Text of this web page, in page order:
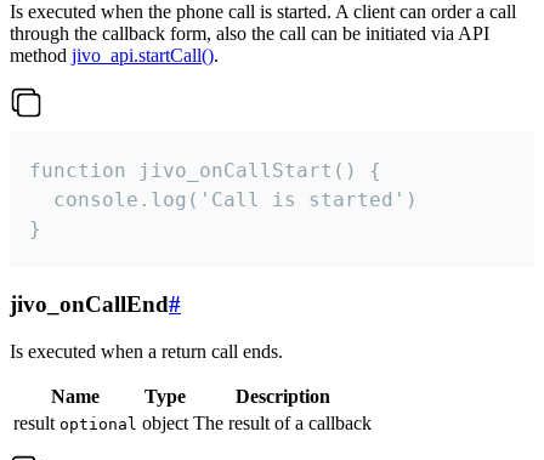
Is executed when the phone call is started. A client can order a call
through the callback form, also the call can be initiated via API
method jivo_api.startCall().
function jivo_onCallStart() {
  console.log('Call is started')
}
jivo_onCallEnd#
Is executed when a return call ends.
Name Type
Description
result optional object The result of a callback